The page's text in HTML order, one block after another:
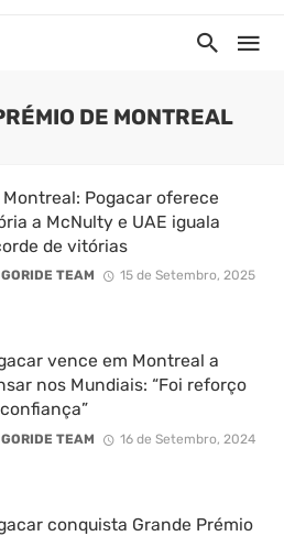
DE MONTREAL
Montreal: Pogacar oferece
a McNulty e UAE iguala
de vitórias
GORIDE TEAM 15 de Setembro, 2025
vence em Montreal a
nos Mundiais: “Foi reforço
GORIDE TEAM 16 de Setembro, 2024
conquista Grande Prémio